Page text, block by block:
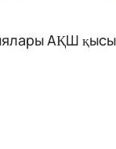
АҚШ